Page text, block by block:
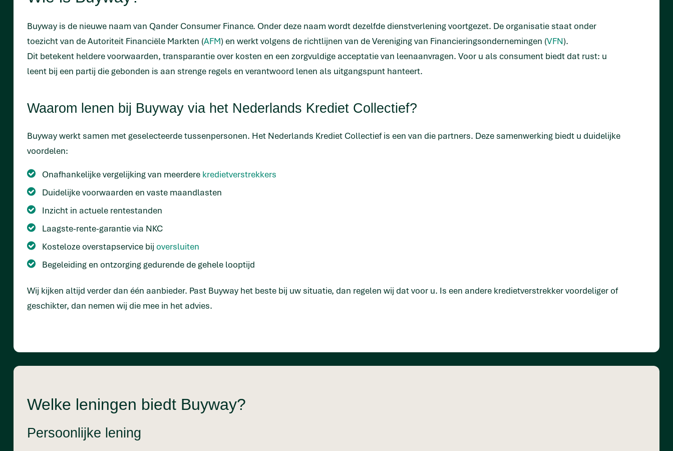
Buyway is de nieuwe naam van Qander Consumer Finance. Onder deze naam wordt dezelfde dienstverlening voortgezet. De organisatie staat onder
toezicht van de Autoriteit Financiële Markten (AFM) en werkt volgens de richtlijnen van de Vereniging van Financieringsondernemingen (VFN).
Dit betekent heldere voorwaarden, transparantie over kosten en een zorgvuldige acceptatie van leenaanvragen. Voor u als consument biedt dat rust: u
leent bij een partij die gebonden is aan strenge regels en verantwoord lenen als uitgangspunt hanteert.
Waarom lenen bij Buyway via het Nederlands Krediet Collectief?
Buyway werkt samen met geselecteerde tussenpersonen. Het Nederlands Krediet Collectief is een van die partners. Deze samenwerking biedt u duidelijke
voordelen:
Onafhankelijke vergelijking van meerdere kredietverstrekkers
Duidelijke voorwaarden en vaste maandlasten
Inzicht in actuele rentestanden
Laagste-rente-garantie via NKC
Kosteloze overstapservice bij oversluiten
Begeleiding en ontzorging gedurende de gehele looptijd
Wij kijken altijd verder dan één aanbieder. Past Buyway het beste bij uw situatie, dan regelen wij dat voor u. Is een andere kredietverstrekker voordeliger of
geschikter, dan nemen wij die mee in het advies.
Welke leningen biedt Buyway?
Persoonlijke lening